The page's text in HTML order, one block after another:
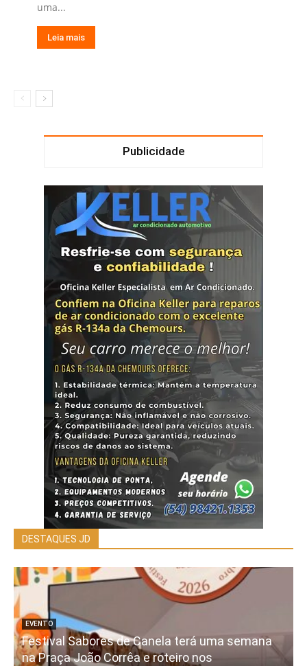
uma...
Leia mais
Publicidade
DESTAQUES JD
EVENTO
Festival Sabores de Canela terá uma semana
na Praça João Corrêa e roteiro nos